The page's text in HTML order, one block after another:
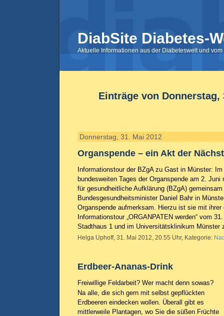
DiabSite Diabetes-
Aktuelle Informationen aus der Diabeteswelt und
Einträge von Donnerstag,
Donnerstag, 31. Mai 2012
Organspende – ein Akt der
Informationstour der BZgA zu Gast in Münster:
bundesweiten Tages der Organspende am 2.
für gesundheitliche Aufklärung (BZgA)
Bundesgesundheitsminister Daniel Bahr in
Organspende aufmerksam. Hierzu ist sie mit ihrer
Informationstour „ORGANPATEN werden“ vom
Stadthaus 1 und im Universitätsklinikum Münster
Helga Uphoff, 31. Mai 2012, 20.55 Uhr, Kategorie:
Erdbeer-Ananas-Drink
Freiwillige Feldarbeit? Wer macht denn sowas?
Na alle, die sich gern mit selbst gepflückten
Erdbeeren eindecken wollen. Überall gibt es
mittlerweile Plantagen, wo Sie die süßen Früchte